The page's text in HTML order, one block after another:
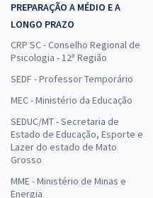
CPU RN - Concurso Público
410: Analista de Trânsito
R$
PREPARAÇÃO A MÉDIO E A
LONGO PRAZO
CRP SC - Conselho Regional de
Psicologia - 12ª Região
SEDF - Professor Temporário
MEC - Ministério da Educação
SEDUC/MT - Secretaria de
Estado de Educação, Esporte e
Lazer do estado de Mato
Grosso
MME - Ministério de Minas e
Energia